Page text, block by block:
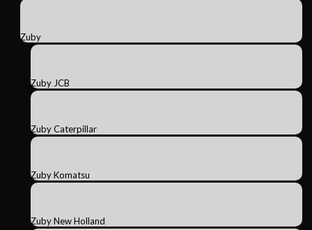
Zuby
Zuby JCB
Zuby Caterpillar
Zuby Komatsu
Zuby New Holland